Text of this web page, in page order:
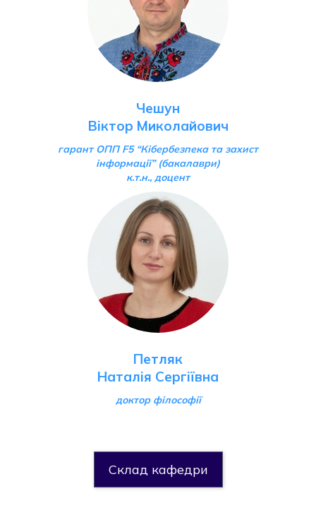
Чешун
Віктор Миколайович
гарант ОПП F5 “Кібербезпека та захист
інформації” (бакалаври)
к.т.н., доцент
Петляк
Наталія Сергіївна
доктор філософії
Склад кафедри